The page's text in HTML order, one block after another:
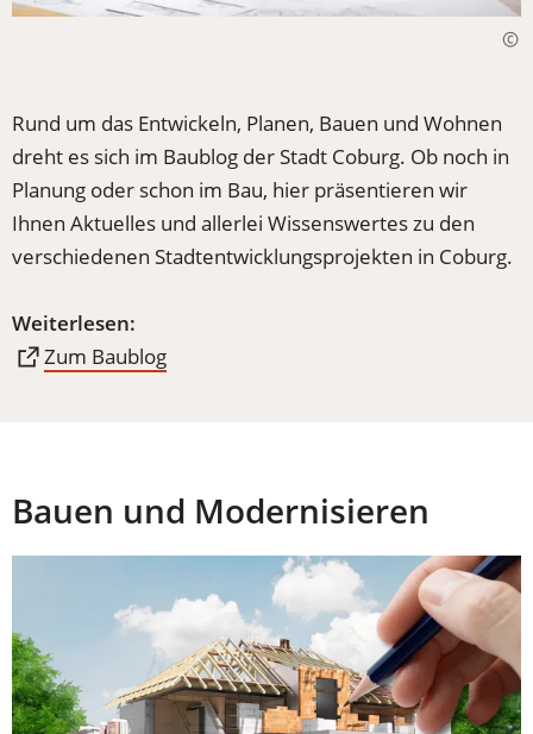
Rund um das Entwickeln, Planen, Bauen und Wohnen
dreht es sich im Baublog der Stadt Coburg. Ob noch in
Planung oder schon im Bau, hier präsentieren wir
Ihnen Aktuelles und allerlei Wissenswertes zu den
verschiedenen Stadtentwicklungsprojekten in Coburg.
Weiterlesen:
Zum Baublog
(Öffnet
Bauen und Modernisieren